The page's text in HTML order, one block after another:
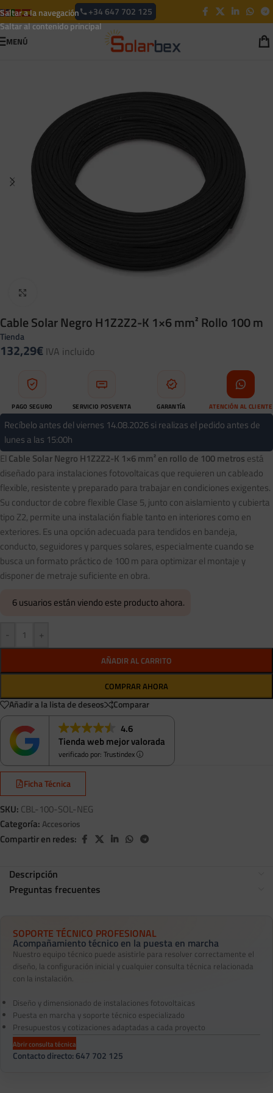
Saltar a la navegación
Saltar al contenido principal
+34 647 702 125
MENÚ
Cable Solar Negro H1Z2Z2-K 1×6 mm² Rollo 100 m
Tienda
132,29€ IVA incluido
PAGO SEGURO
Compra protegida
SERVICIO POSVENTA
Soporte tras tu compra
GARANTÍA
Respaldo profesional
ATENCIÓN AL CLIENTE
WhatsApp directo
Recíbelo antes del viernes 14.08.2026 si realizas el pedido antes de
lunes a las 15:00h
El Cable Solar Negro H1Z2Z2-K 1×6 mm² en rollo de 100 metros está
diseñado para instalaciones fotovoltaicas que requieren un cableado
flexible, resistente y preparado para trabajar en condiciones exigentes.
Su conductor de cobre flexible Clase 5, junto con aislamiento y cubierta
tipo Z2, permite una instalación fiable tanto en interiores como en
exteriores. Es una opción adecuada para tendidos en bandeja,
conducto, seguidores y parques solares, especialmente cuando se
busca un formato práctico de 100 m para optimizar el montaje y
disponer de metraje suficiente en obra.
6usuarios están viendo este producto ahora.
- +
AÑADIR AL CARRITO
COMPRAR AHORA
Añadir a la lista de deseos Comparar
4.6
Tienda web mejor valorada
verificado por: Trustindex
Ficha Técnica
SKU: CBL-100-SOL-NEG
Categoría:Accesorios
Compartir en redes:
Descripción
Preguntas frecuentes
SOPORTE TÉCNICO PROFESIONAL
Acompañamiento técnico en la puesta en marcha
Nuestro equipo técnico puede asistirle para resolver correctamente el
diseño, la configuración inicial y cualquier consulta técnica relacionada
con la instalación.
Diseño y dimensionado de instalaciones fotovoltaicas
Puesta en marcha y soporte técnico especializado
Presupuestos y cotizaciones adaptadas a cada proyecto
Abrir consulta técnica
Contacto directo: 647 702 125